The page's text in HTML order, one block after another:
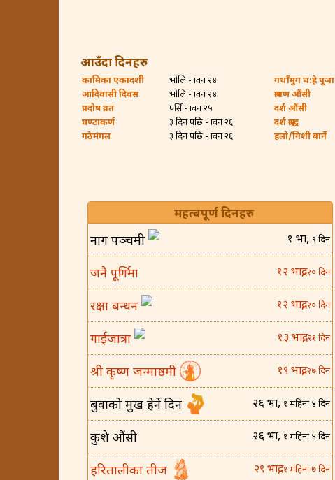
आउँदा दिनहरु
कामिका एकादशी
भोलि - श्रावन २४
आदिवासी दिवस
भोलि - श्रावन २४
प्रदोष व्रत
पर्सि - श्रावन २५
घण्टाकर्ण
३ दिन पछि - श्रावन २६
गठेमंगल
३ दिन पछि - श्रावन २६
गथाँमुग च:ह्रे पूजा
श्रावण औंसी
दर्श औंसी
दर्श श्राद्ध
हलो/निशी बार्ने
महत्वपूर्ण दिनहरु
नाग पञ्चमी १ भाद्र, ९ दिन
जनै पूर्णिमा १२ भाद्र,२० दिन
रक्षा बन्धन १२ भाद्र,२० दिन
गाईजात्रा १३ भाद्र,२१ दिन
श्री कृष्ण जन्माष्ठमी १९ भाद्र,२७ दिन
बुवाको मुख हेर्ने दिन २६ भाद्र, १ महिना ४ दिन
कुशे औंसी २६ भाद्र, १ महिना ४ दिन
हरितालीका तीज २९ भाद्र,१ महिना ७ दिन